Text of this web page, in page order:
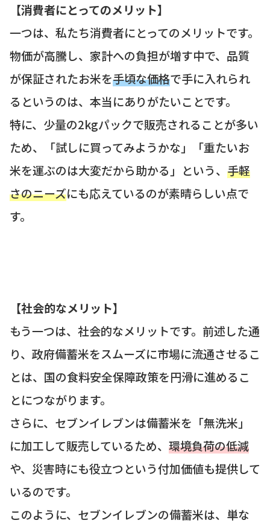
【消費者にとってのメリット】
一つは、私たち消費者にとってのメリットです。
物価が高騰し、家計への負担が増す中で、品質
が保証されたお米を手頃な価格で手に入れられ
るというのは、本当にありがたいことです。
特に、少量の2kgパックで販売されることが多い
ため、「試しに買ってみようかな」「重たいお
米を運ぶのは大変だから助かる」という、 手軽
さのニーズにも応えているのが素晴らしい点で
す。
【社会的なメリット】
もう一つは、社会的なメリットです。前述した通
り、政府備蓄米をスムーズに市場に流通させるこ
とは、国の食料安全保障政策を円滑に進めるこ
とにつながります。
さらに、セブンイレブンは備蓄米を「無洗米」
に加工して販売しているため、 環境負荷の低減
や、災害時にも役立つという付加価値も提供して
いるのです。
このように、セブンイレブンの備蓄米は、単な